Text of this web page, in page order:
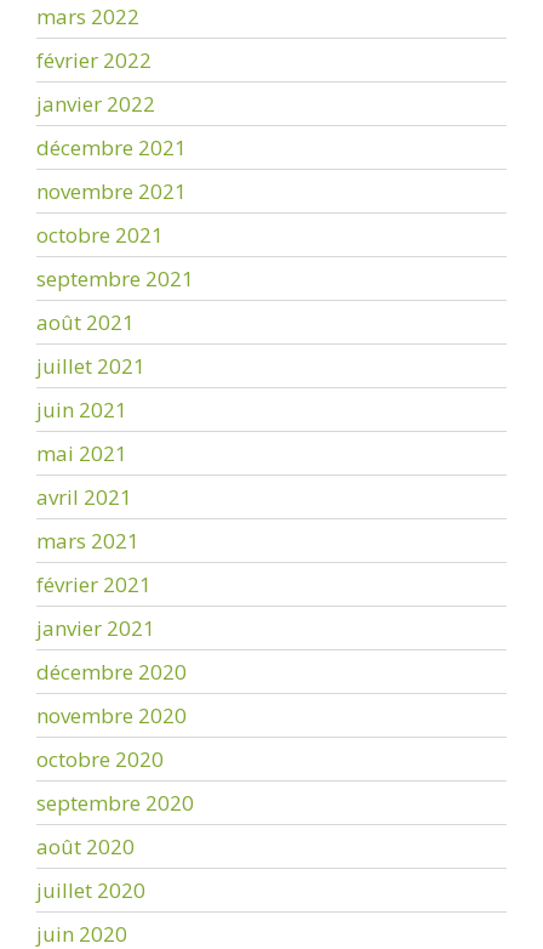
mars 2022
février 2022
janvier 2022
décembre 2021
novembre 2021
octobre 2021
septembre 2021
août 2021
juillet 2021
juin 2021
mai 2021
avril 2021
mars 2021
février 2021
janvier 2021
décembre 2020
novembre 2020
octobre 2020
septembre 2020
août 2020
juillet 2020
juin 2020